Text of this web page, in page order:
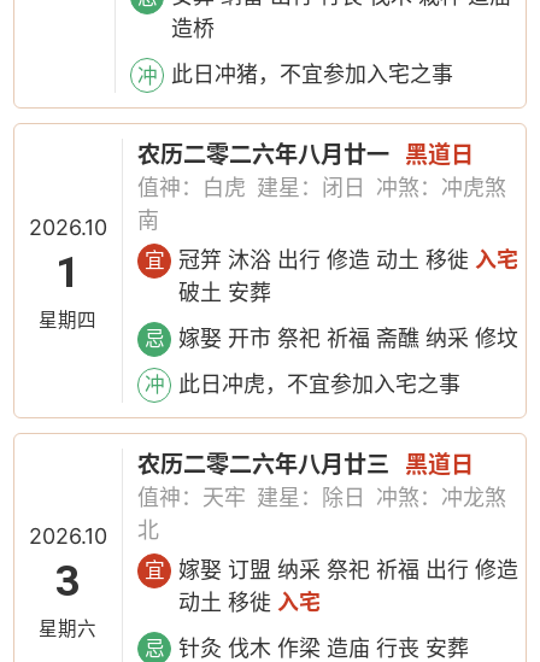
造桥
冲 此日冲猪，不宜参加入宅之事
2026.10
1
星期四
农历二零二六年八月廿一 黑道日
值神：白虎 建星：闭日
冲煞：冲虎煞
南
宜 冠笄 沐浴 出行 修造 动土 移徙 入宅
破土 安葬
忌 嫁娶 开市 祭祀 祈福 斋醮 纳采 修坟
冲 此日冲虎，不宜参加入宅之事
2026.10
3
星期六
农历二零二六年八月廿三 黑道日
值神：天牢 建星：除日
冲煞：冲龙煞
北
宜
嫁娶 订盟 纳采 祭祀 祈福 出行 修造
动土 移徙 入宅
忌 针灸 伐木 作梁 造庙 行丧 安葬